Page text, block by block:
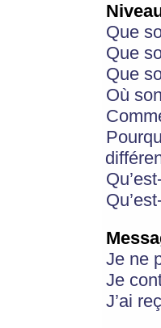
Que
Que
Que
Où
Je ne
Je
J’ai